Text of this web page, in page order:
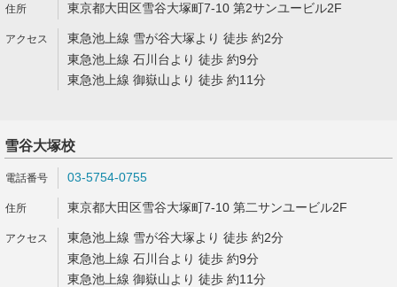
東京都大田区雪谷大塚町7-10 第2サンユービル2F
東急池上線 雪が谷大塚より 徒歩 約2分
東急池上線 石川台より 徒歩 約9分
東急池上線 御嶽山より 徒歩 約11分
雪谷大塚校
03-5754-0755
東京都大田区雪谷大塚町7-10 第二サンユービル2F
東急池上線 雪が谷大塚より 徒歩 約2分
東急池上線 石川台より 徒歩 約9分
東急池上線 御嶽山より 徒歩 約11分